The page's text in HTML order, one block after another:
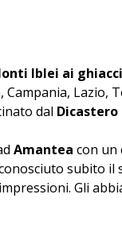
Iblei ai
Lazio,
dal Dicastero
Amantea con un
subito
Gli